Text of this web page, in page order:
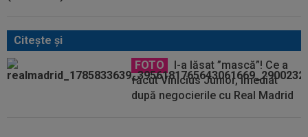
Citeşte şi
FOTO
I-a lăsat ”mască”! Ce a
făcut Vinicius Junior, imediat
după negocierile cu Real Madrid